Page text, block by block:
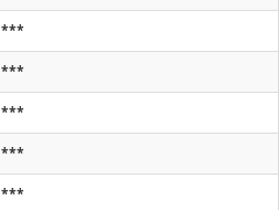
***
***
***
***
***